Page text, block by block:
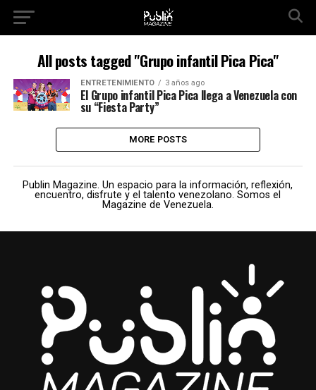
All posts tagged "Grupo infantil Pica Pica"
ENTRETENIMIENTO 3 años ago
El Grupo infantil Pica Pica llega a Venezuela con
su “Fiesta Party”
MORE POSTS
Publin Magazine. Un espacio para la información, reflexión,
encuentro, disfrute y el talento venezolano. Somos el
Magazine de Venezuela.